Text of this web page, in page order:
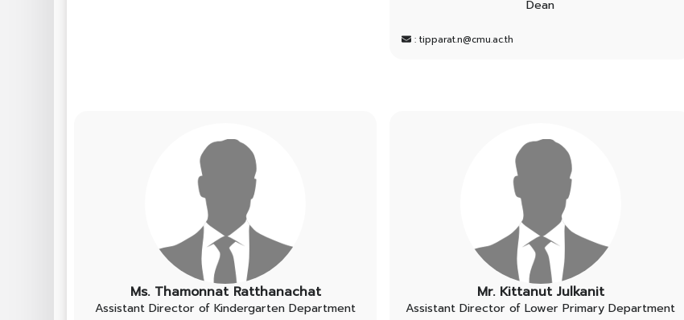
Dean
: tipparat.n@cmu.ac.th
Ms. Thamonnat Ratthanachat
Assistant Director of Kindergarten Department
Mr. Kittanut Julkanit
Assistant Director of Lower Primary Department